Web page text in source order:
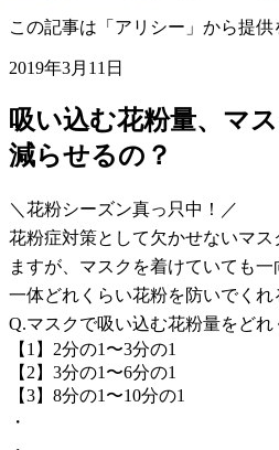
この記事は「アリシー」から提
2019年3月11日
吸い込む花粉量、マ
減らせるの？
＼花粉シーズン真っ只中！／
花粉症対策として欠かせないマス
ますが、マスクを着けていても
一体どれくらい花粉を防いでくれ
Q.マスクで吸い込む花粉量をどれ
【1】2分の1〜3分の1
【2】3分の1〜6分の1
【3】8分の1〜10分の1
・